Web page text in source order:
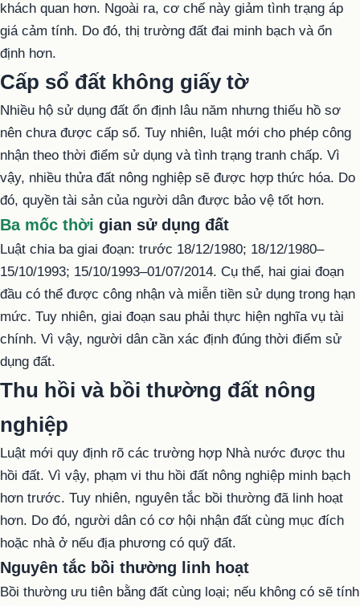
khách quan hơn. Ngoài ra, cơ chế này giảm tình trạng áp
giá cảm tính. Do đó, thị trường đất đai minh bạch và ổn
định hơn.
Cấp sổ đất không giấy tờ
Nhiều hộ sử dụng đất ổn định lâu năm nhưng thiếu hồ sơ
nên chưa được cấp sổ. Tuy nhiên, luật mới cho phép công
nhận theo thời điểm sử dụng và tình trạng tranh chấp. Vì
vậy, nhiều thửa đất nông nghiệp sẽ được hợp thức hóa. Do
đó, quyền tài sản của người dân được bảo vệ tốt hơn.
Ba mốc thời gian sử dụng đất
Luật chia ba giai đoạn: trước 18/12/1980; 18/12/1980–
15/10/1993; 15/10/1993–01/07/2014. Cụ thể, hai giai đoạn
đầu có thể được công nhận và miễn tiền sử dụng trong hạn
mức. Tuy nhiên, giai đoạn sau phải thực hiện nghĩa vụ tài
chính. Vì vậy, người dân cần xác định đúng thời điểm sử
dụng đất.
Thu hồi và bồi thường đất nông
nghiệp
Luật mới quy định rõ các trường hợp Nhà nước được thu
hồi đất. Vì vậy, phạm vi thu hồi đất nông nghiệp minh bạch
hơn trước. Tuy nhiên, nguyên tắc bồi thường đã linh hoạt
hơn. Do đó, người dân có cơ hội nhận đất cùng mục đích
hoặc nhà ở nếu địa phương có quỹ đất.
Nguyên tắc bồi thường linh hoạt
Bồi thường ưu tiên bằng đất cùng loại; nếu không có sẽ tính